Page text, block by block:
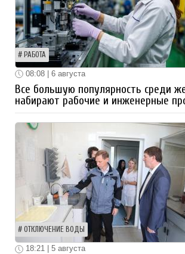
РАБОТА
08:08 | 6 августа
Все большую популярность среди
набирают рабочие и инженерные
ОТКЛЮЧЕНИЕ ВОДЫ
18:21 | 5 августа